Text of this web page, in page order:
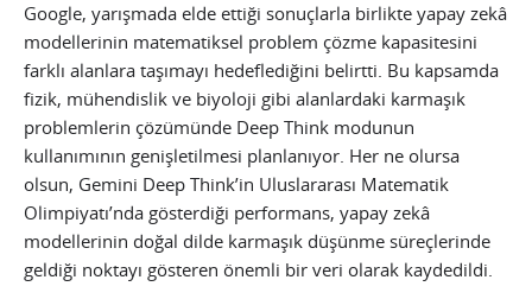
Google, yarışmada elde ettiği sonuçlarla birlikte yapay zekâ
modellerinin matematiksel problem çözme kapasitesini
farklı alanlara taşımayı hedeflediğini belirtti. Bu kapsamda
fizik, mühendislik ve biyoloji gibi alanlardaki karmaşık
problemlerin çözümünde Deep Think modunun
kullanımının genişletilmesi planlanıyor. Her ne olursa
olsun, Gemini Deep Think’in Uluslararası Matematik
Olimpiyatı’nda gösterdiği performans, yapay zekâ
modellerinin doğal dilde karmaşık düşünme süreçlerinde
geldiği noktayı gösteren önemli bir veri olarak kaydedildi.